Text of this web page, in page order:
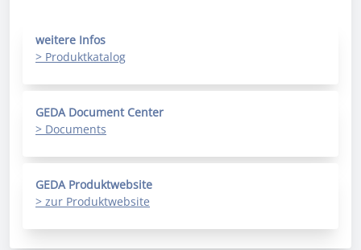
weitere Infos
> Produktkatalog
GEDA Document Center
> Documents
GEDA Produktwebsite
> zur Produktwebsite